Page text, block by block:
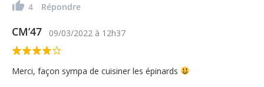
4 Répondre
CM’47 09/03/2022 à 12h37
Merci, façon sympa de cuisiner les épinards